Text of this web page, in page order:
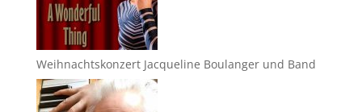
Weihnachtskonzert Jacqueline Boulanger und Band